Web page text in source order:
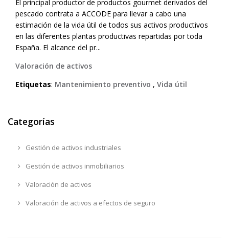
El principal productor de productos gourmet derivados del
pescado contrata a ACCODE para llevar a cabo una
estimación de la vida útil de todos sus activos productivos
en las diferentes plantas productivas repartidas por toda
España. El alcance del pr...
Valoración de activos
Etiquetas: Mantenimiento preventivo , Vida útil
Categorías
Gestión de activos industriales
Gestión de activos inmobiliarios
Valoración de activos
Valoración de activos a efectos de seguro